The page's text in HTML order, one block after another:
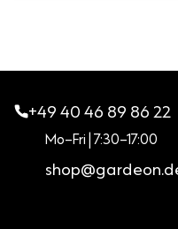
+49 40 46 89 86 22
Mo–Fri | 7:30–17:00